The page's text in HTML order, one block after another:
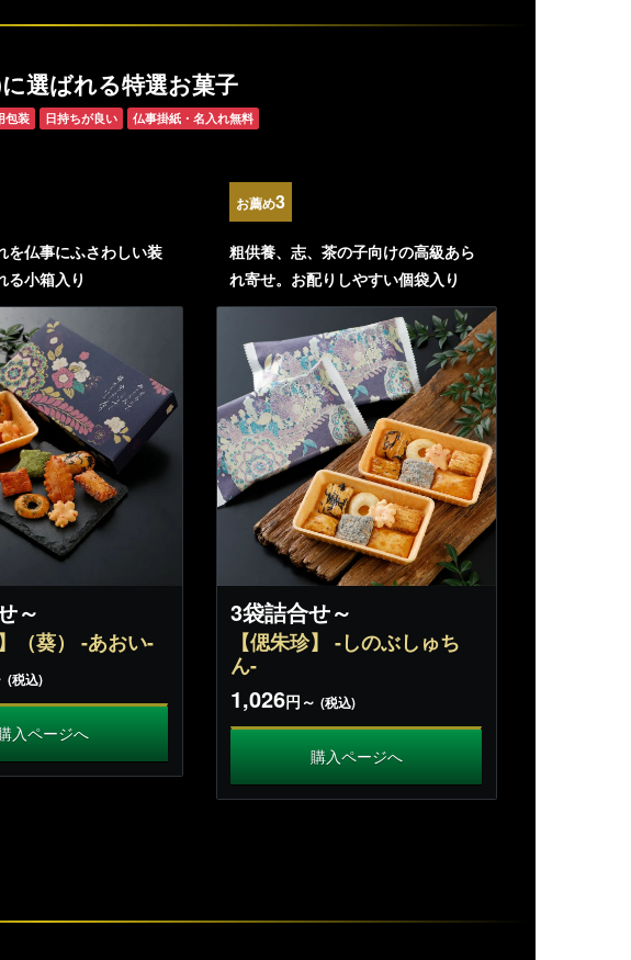
選ばれる特選お菓子
包装 日持ちが良い 仏事掛紙・名入れ無料
を仏事にふさわしい装
る小箱入り
～
（葵） -あおい-
(税込)
入ページへ
お薦め3
粗供養、志、茶の子向けの高級あら
れ寄せ。お配りしやすい個袋入り
3袋詰合せ～
【偲朱珍】 -しのぶしゅち
ん-
1,026円～(税込)
購入ページへ